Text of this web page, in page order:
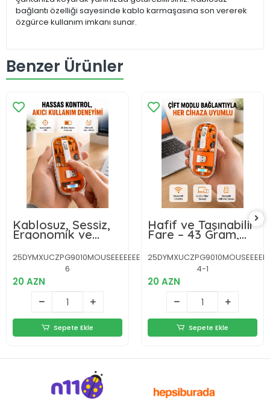
bağlantı özelliği sayesinde kablo karmaşasına son vererek
özgürce kullanım imkanı sunar.
Benzer Ürünler
Kablosuz, Sessiz,
Ergonomik ve
Şarjlı Fare -
Gelişmiş Çoklu
Cihaz Desteği Yeni
25DYMXUCZPG9010MOUSEEEEEEE-
6
20 AZN
Sepete Ekle
Hafif ve Taşınabilir
Fare – 43 Gram,
Otomatik Uyku
Modlu Yeni Nesil
4-1
20 AZN
Sepete Ekle